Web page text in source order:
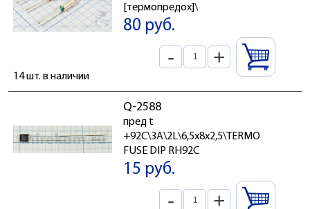
[термопредох]\
80 руб.
- +
14 шт. в наличии
Q-2588
пред t
+92C\3А\2L\6,5x8x2,5\TERMO
FUSE DIP RH92C
15 руб.
- +